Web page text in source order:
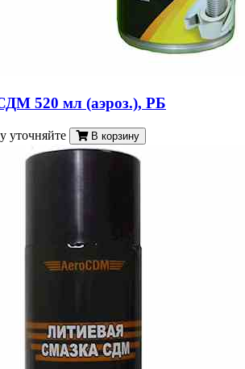
520 мл (аэроз.), РБ
уточняйте В корзину